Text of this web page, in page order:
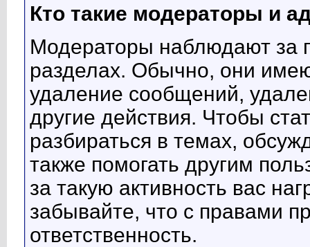
Кто такие модераторы и
Модераторы наблюдают за
разделах. Обычно, они
удаление сообщений,
другие действия. Чтобы
разбираться в темах,
также помогать другим
за такую активность вас
забывайте, что с правами
ответственность.